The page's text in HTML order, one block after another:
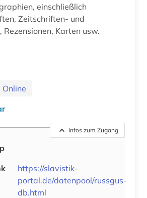
einschließlich
Zeitschriften- und
Karten usw.
Online
Infos zum Zugang
https://slavistik-
portal.de/datenpool/russgus-
db.html